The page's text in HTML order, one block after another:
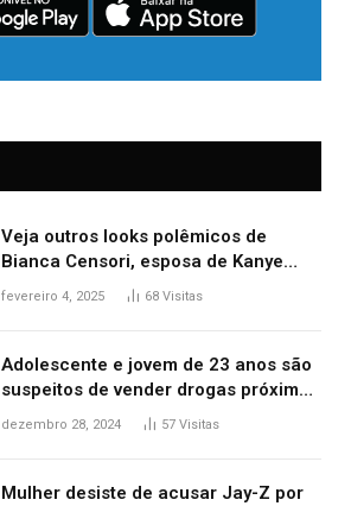
Veja outros looks polêmicos de
Bianca Censori, esposa de Kanye
West que apareceu nua no Grammy
fevereiro 4, 2025 68 Visitas
Adolescente e jovem de 23 anos são
suspeitos de vender drogas próximo
de delegacia e escola, diz polícia
dezembro 28, 2024 57 Visitas
Mulher desiste de acusar Jay-Z por